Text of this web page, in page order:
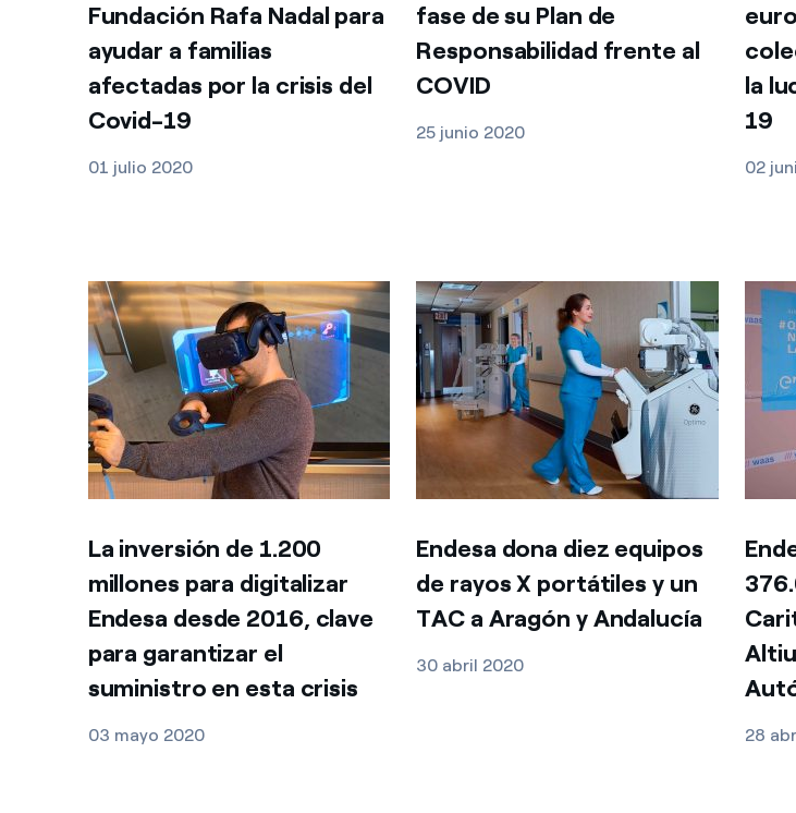
Fundación Rafa Nadal para
ayudar a familias
afectadas por la crisis del
Covid-19
01 julio 2020
fase de su Plan de
Responsabilidad frente al
COVID
25 junio 2020
la
19
02
La inversión de 1.200
millones para digitalizar
Endesa desde 2016, clave
para garantizar el
suministro en esta crisis
03 mayo 2020
Endesa dona diez equipos
de rayos X portátiles y un
TAC a Aragón y Andalucía
30 abril 2020
28